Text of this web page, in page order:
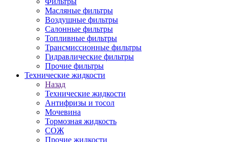
Масляные фильтры
Воздушные фильтры
Салонные фильтры
Топливные фильтры
Трансмиссионные фильтры
Гидравлические фильтры
Прочие фильтры
Технические жидкости
Назад
Технические жидкости
Антифризы и тосол
Мочевина
Тормозная жидкость
СОЖ
Прочие жидкости